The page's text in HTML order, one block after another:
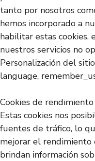
tanto por nosotros
hemos incorporado a
habilitar estas cookies,
nuestros servicios no
Personalización del sitio
language,
Cookies de rendimiento
Estas cookies nos
fuentes de tráfico, lo
mejorar el rendimiento
brindan información